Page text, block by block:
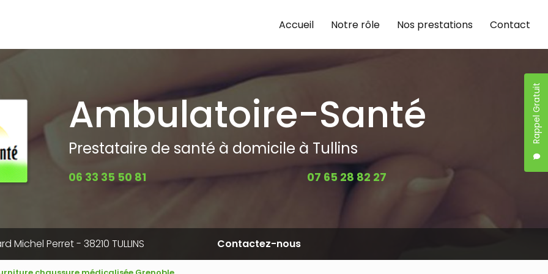
Rappel Gratuit
Accueil
Notre rôle Nos prestations Contact
Ambulatoire-Santé
Prestataire de santé à domicile à Tullins
06 33 35 50 81 07 65 28 82 27
Michel Perret - 38210 TULLINS Contactez-nous